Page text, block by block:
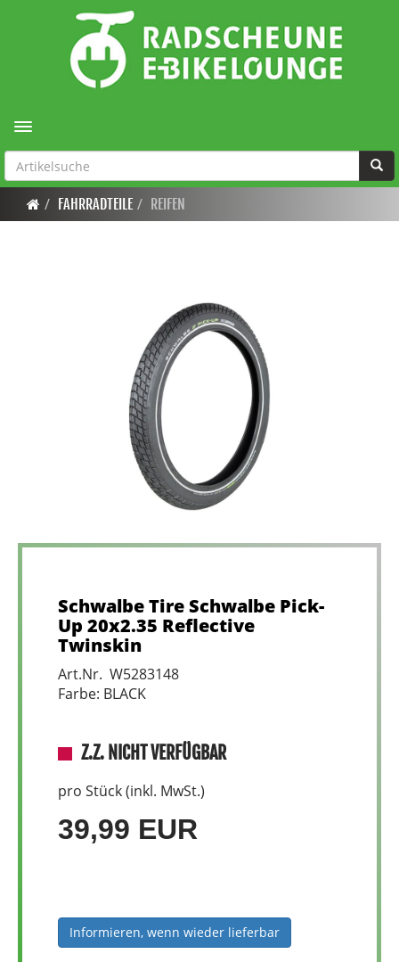
Toggle navigation
FAHRRADTEILE REIFEN
Schwalbe Tire Schwalbe Pick-
Up 20x2.35 Reflective
Twinskin
Art.Nr. W5283148
Farbe: BLACK
Z.Z. NICHT VERFÜGBAR
pro Stück (inkl. MwSt.)
39,99 EUR
Informieren, wenn wieder lieferbar